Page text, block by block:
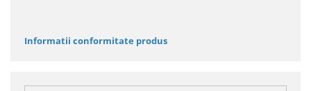
Informatii conformitate produs